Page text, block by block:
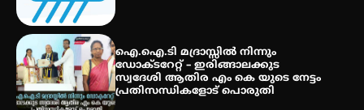
2026 കവിതാ ചർച്ച കാട്ടൂർ, ടി. കെ.
ബാലൻ ഹാളിൽ 16ന്
ഐ.ഐ.ടി മദ്രാസ്സിൽ നിന്നും
ഡോക്ടറേറ്റ് – ഇരിങ്ങാലക്കുട
സ്വദേശി ആതിര എം കെ യുടെ നേട്ടം
പ്രതിസന്ധികളോട് പൊരുതി